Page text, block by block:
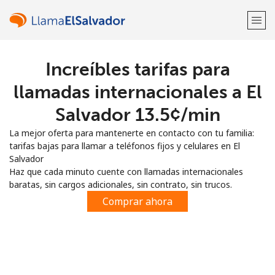
¡Bienvenido!
Regístrate con
o
Increíbles tarifas para
llamadas internacionales a El
Salvador ⁦13.5¢⁩/min
La mejor oferta para mantenerte en contacto con tu familia:
tarifas bajas para llamar a teléfonos fijos y celulares en El
Salvador
Haz que cada minuto cuente con llamadas internacionales
baratas, sin cargos adicionales, sin contrato, sin trucos.
Comprar ahora